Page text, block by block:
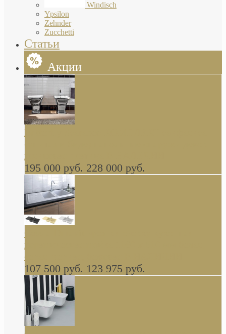
Windisch
Ypsilon
Zehnder
Zucchetti
Статьи
Акции
Butterfly Scarabeo КОМПЛЕКТ санфаянса
глянцевая платина В НАЛИЧИИ
195 000 руб. 228 000 руб.
керамическая мойка 1160 x 510 мм белая,
серая, черная, бежевая В НАЛИЧИИ
107 500 руб. 123 975 руб.